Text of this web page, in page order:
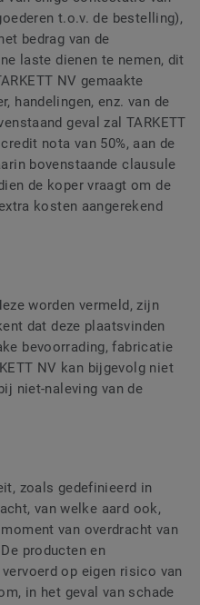
t.o.v. de bestelling),
bedrag van de
laste dienen te nemen, dit
NV gemaakte
handelingen, enz. van de
geval zal TARKETT
nota van 50%, aan de
bovenstaande clausule
de koper vraagt om de
kosten aangerekend
worden vermeld, zijn
dat deze plaatsvinden
bevoorrading, fabricatie
NV kan bijgevolg niet
niet-naleving van de
zoals gedefinieerd in
van welke aard ook,
van overdracht van
producten en
op eigen risico van
in het geval van schade